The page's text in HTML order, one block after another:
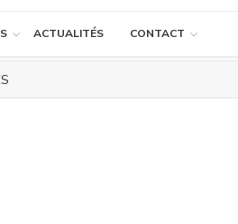
ACTUALITÉS CONTACT